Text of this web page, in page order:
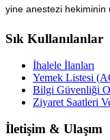
yine anestezi hekiminin
Sık Kullanılanlar
İhalele İlanları
Yemek Listesi
Bilgi Güvenliği
Ziyaret Saatleri
İletişim & Ulaşım